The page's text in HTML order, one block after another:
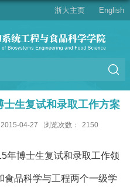
浙大主页 English
士生复试和录取工作方案
04-27 浏览次数： 2150
年博士生复试和录取工作领
食品科学与工程两个一级学